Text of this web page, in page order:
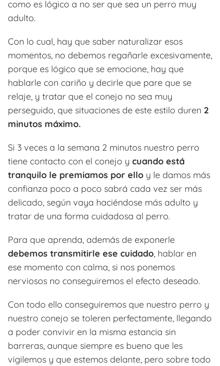
como es lógico a no ser que sea un perro muy
adulto.
Con lo cual, hay que saber naturalizar esos
momentos, no debemos regañarle excesivamente,
porque es lógico que se emocione, hay que
hablarle con cariño y decirle que pare que se
relaje, y tratar que el conejo no sea muy
perseguido, que situaciones de este estilo duren 2
minutos máximo.
Si 3 veces a la semana 2 minutos nuestro perro
tiene contacto con el conejo y cuando está
tranquilo le premiamos por ello y le damos más
confianza poco a poco sabrá cada vez ser más
delicado, según vaya haciéndose más adulto y
tratar de una forma cuidadosa al perro.
Para que aprenda, además de exponerle
debemos transmitirle ese cuidado , hablar en
ese momento con calma, si nos ponemos
nerviosos no conseguiremos el efecto deseado.
Con todo ello conseguiremos que nuestro perro y
nuestro conejo se toleren perfectamente, llegando
a poder convivir en la misma estancia sin
barreras, aunque siempre es bueno que les
vigilemos y que estemos delante, pero sobre todo